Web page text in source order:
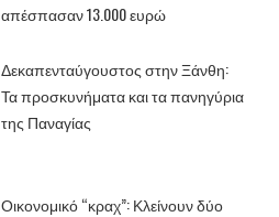
απέσπασαν 13.000 ευρώ
Δεκαπενταύγουστος στην Ξάνθη:
Τα προσκυνήματα και τα πανηγύρια
της Παναγίας
Οικονομικό “κραχ”: Κλείνουν δύο